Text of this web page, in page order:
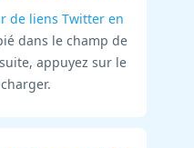
de liens Twitter en
dans le champ de
appuyez sur le